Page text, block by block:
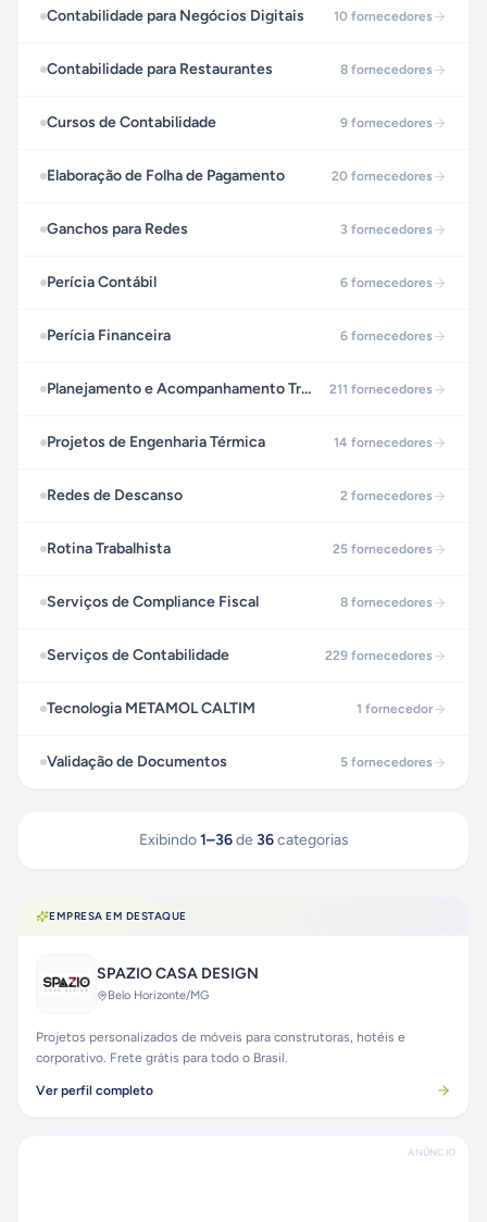
Contabilidade para Negócios Digitais 10 fornecedores
Contabilidade para Restaurantes 8 fornecedores
Cursos de Contabilidade 9 fornecedores
Elaboração de Folha de Pagamento 20 fornecedores
Ganchos para Redes 3 fornecedores
Perícia Contábil 6 fornecedores
Perícia Financeira 6 fornecedores
Planejamento e Acompanhamento Tributário 211 fornecedores
Projetos de Engenharia Térmica 14 fornecedores
Redes de Descanso 2 fornecedores
Rotina Trabalhista 25 fornecedores
Serviços de Compliance Fiscal 8 fornecedores
Serviços de Contabilidade 229 fornecedores
Tecnologia METAMOL CALTIM 1 fornecedor
Validação de Documentos 5 fornecedores
Exibindo 1–36 de 36 categorias
EMPRESA EM DESTAQUE
SPAZIO CASA DESIGN
Belo Horizonte/MG
Projetos personalizados de móveis para construtoras, hotéis e
corporativo. Frete grátis para todo o Brasil.
Ver perfil completo
ANÚNCIO